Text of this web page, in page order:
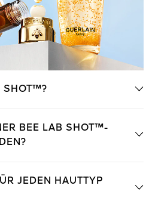
SHOT™?
BEE LAB SHOT™-
JEDEN HAUTTYP